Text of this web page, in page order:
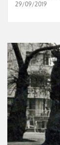
29/09/2019